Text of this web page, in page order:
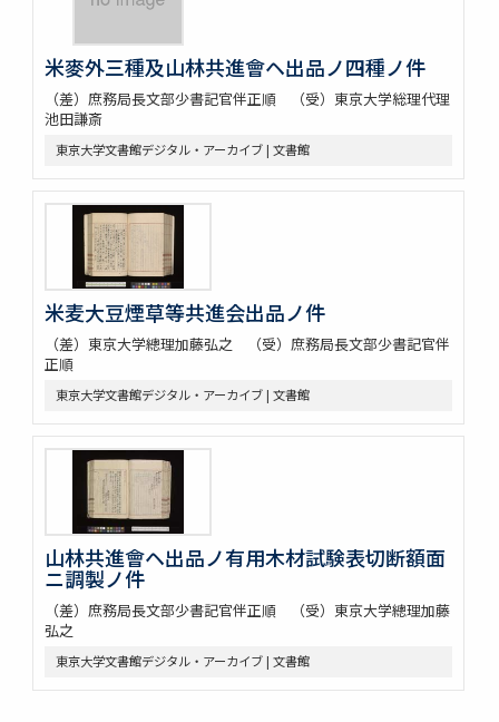
米麥外三種及山林共進會ヘ出品ノ四種ノ件
（差）庶務局長文部少書記官伴正順 （受）東京大学総理代理
池田謙斎
東京大学文書館デジタル・アーカイブ | 文書館
米麦大豆煙草等共進会出品ノ件
（差）東京大学總理加藤弘之 （受）庶務局長文部少書記官伴
正順
東京大学文書館デジタル・アーカイブ | 文書館
山林共進會ヘ出品ノ有用木材試験表切断額面
ニ調製ノ件
（差）庶務局長文部少書記官伴正順 （受）東京大学總理加藤
弘之
東京大学文書館デジタル・アーカイブ | 文書館